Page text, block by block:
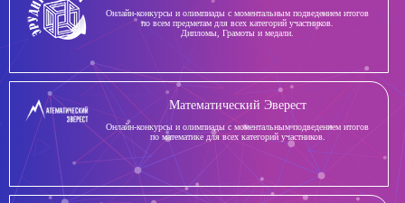
Онлайн-конкурсы и олимпиады с моментальным подведением итогов
по всем предметам для всех категорий участников.
Дипломы, Грамоты и медали.
Математический Эверест
Онлайн-конкурсы и олимпиады с моментальным подведением итогов
по математике для всех категорий участников.